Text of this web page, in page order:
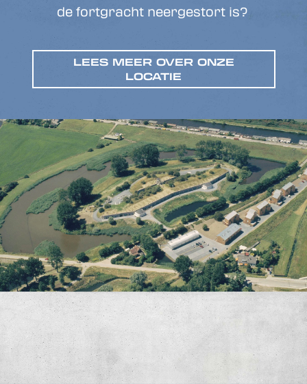
de fortgracht neergestort is?
LEES MEER OVER ONZE
LOCATIE